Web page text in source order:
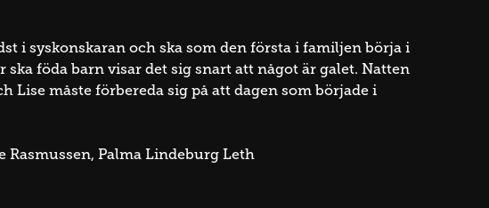
i syskonskaran och ska som den första i familjen börja i
föda barn visar det sig snart att något är galet. Natten
måste förbereda sig på att dagen som började i
Rasmussen Palma Lindeburg Leth